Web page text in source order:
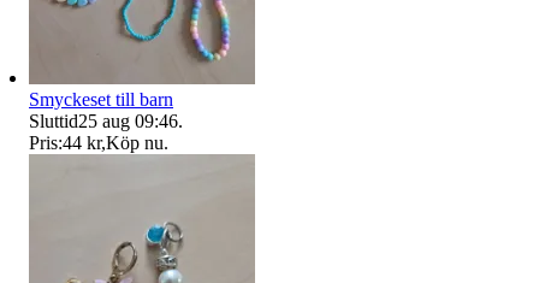
Smyckeset till barn
Sluttid25 aug 09:46.
Pris:44 kr,Köp nu.